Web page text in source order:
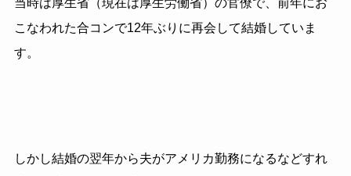
こなわれた合コンで12年ぶりに再会して結婚していま
す。
しかし結婚の翌年から夫がアメリカ勤務になるなどすれ